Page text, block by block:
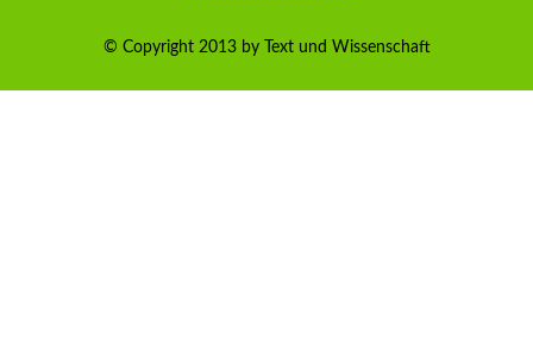
© Copyright 2013 by Text und Wissenschaft